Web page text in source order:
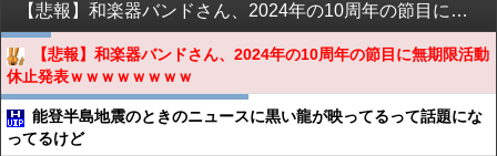
【悲報】和楽器バンドさん、2024年の10周年の節目に無期限活動休止発表ｗｗｗｗｗｗｗｗ
【悲報】和楽器バンドさん、2024年の10周年の節目に無期限活動
休止発表ｗｗｗｗｗｗｗｗ
能登半島地震のときのニュースに黒い龍が映ってるって話題にな
ってるけど